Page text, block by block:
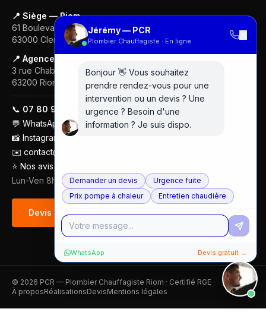
📍 Siège — Riom
61 Boulevard Gustave Flaubert
63000 Clermont-Ferrand
📍 Agence — Clermont-Ferrand
3 rue Chabrol
63200 Riom
📞 07 80 97 00 74
💬 WhatsApp
📸 Instagram
✉️ contact@plombier-chauffagiste.fr
⭐ Nos avis Google (5/5 · 18 avis)
Lun-Ven 8h-18h
Devis gratuit
© 2026 PCR — Plombier Chauffagiste Riom · Certifié RGE
À proposRéalisationsDevisMentions légales
Jérémy — PCR
Plombier Chauffagiste · En ligne
Bonjour 👋 Vous souhaitez
prendre rendez-vous pour une
intervention ou un devis ? Une
urgence ? Besoin d'une
information ? Je suis dispo.
Demander un devis
Urgence fuite
Prix pompe à chaleur
Entretien chaudière
WhatsApp Devis gratuit →